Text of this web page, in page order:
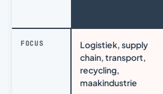
FOCUS
Logistiek, supply
chain, transport,
recycling,
maakindustrie